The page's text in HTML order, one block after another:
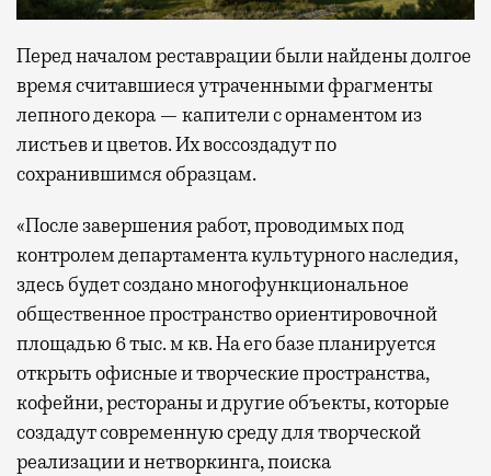
Перед началом реставрации были найдены долгое
время считавшиеся утраченными фрагменты
лепного декора — капители с орнаментом из
листьев и цветов. Их воссоздадут по
сохранившимся образцам.
«После завершения работ, проводимых под
контролем департамента культурного наследия,
здесь будет создано многофункциональное
общественное пространство ориентировочной
площадью 6 тыс. м кв. На его базе планируется
открыть офисные и творческие пространства,
кофейни, рестораны и другие объекты, которые
создадут современную среду для творческой
реализации и нетворкинга, поиска